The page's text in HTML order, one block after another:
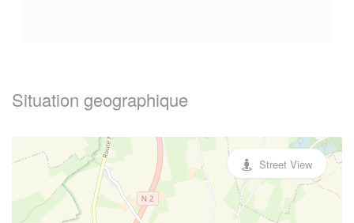
Situation geographique
Street View